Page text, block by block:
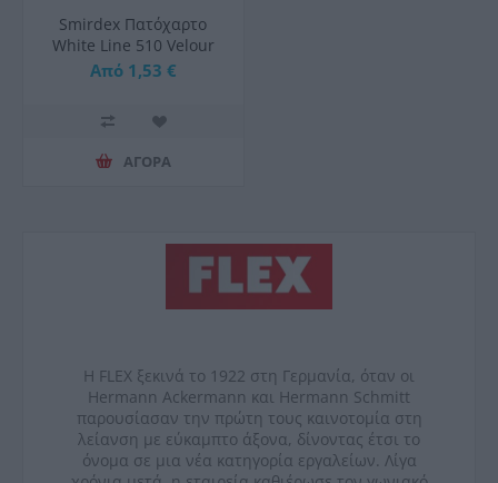
Smirdex Πατόχαρτο
White Line 510 Velour
115mmx1000mm
Από 1,53 €
ΑΓΟΡΑ
Η FLEX ξεκινά το 1922 στη Γερμανία, όταν οι
Hermann Ackermann και Hermann Schmitt
παρουσίασαν την πρώτη τους καινοτομία στη
λείανση με εύκαμπτο άξονα, δίνοντας έτσι το
όνομα σε μια νέα κατηγορία εργαλείων. Λίγα